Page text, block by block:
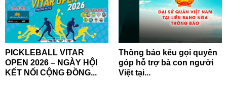
PICKLEBALL VITAR
OPEN 2026 – NGÀY HỘI
KẾT NỐI CỘNG ĐỒNG...
Thông báo kêu gọi quyên
góp hỗ trợ bà con người
Việt tại...